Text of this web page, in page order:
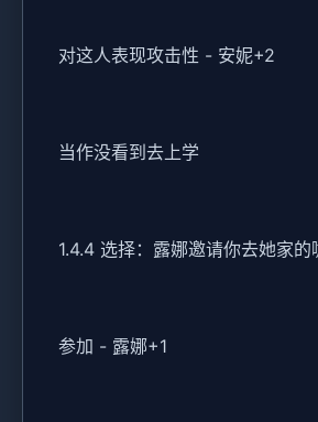
对这人表现攻击性 - 安妮+2
当作没看到去上学
1.4.4 选择：露娜邀请你去她家的
参加 - 露娜+1